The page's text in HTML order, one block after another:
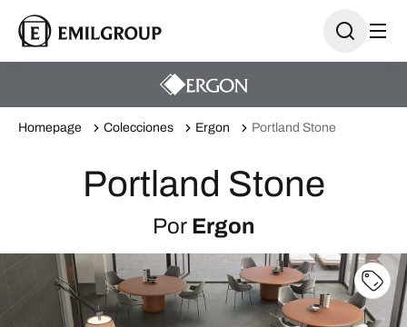
Homepage Colecciones Ergon Portland Stone
Portland Stone
Por Ergon